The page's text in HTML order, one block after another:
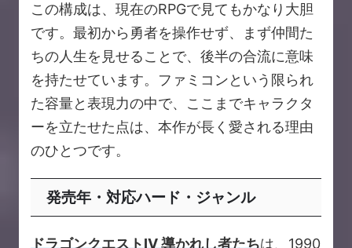
この構成は、現在のRPGで見てもかなり大胆
です。最初から勇者を操作せず、まず仲間た
ちの人生を見せることで、後半の合流に意味
を持たせています。ファミコンという限られ
た容量と表現力の中で、ここまでキャラクタ
ーを立たせた点は、本作が長く愛される理由
のひとつです。
発売年・対応ハード・ジャンル
ドラゴンクエストIV 導かれし者たちは、1990